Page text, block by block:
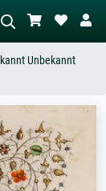
for eksempel grønn
mye rødt, mørkt
akt ved et tre.
Unbekannt